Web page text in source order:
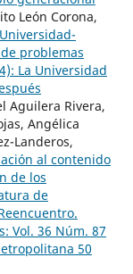
León Corona,
problemas
La Universidad
Aguilera Rivera,
Angélica
Landeros,
al contenido
de los
de
Vol. 36 Núm. 87
50